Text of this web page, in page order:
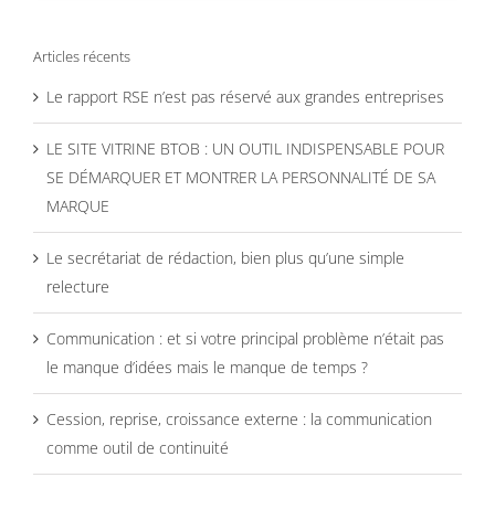
Articles récents
Le rapport RSE n’est pas réservé aux grandes entreprises
LE SITE VITRINE BTOB : UN OUTIL INDISPENSABLE POUR
SE DÉMARQUER ET MONTRER LA PERSONNALITÉ DE SA
MARQUE
Le secrétariat de rédaction, bien plus qu’une simple
relecture
Communication : et si votre principal problème n’était pas
le manque d’idées mais le manque de temps ?
Cession, reprise, croissance externe : la communication
comme outil de continuité